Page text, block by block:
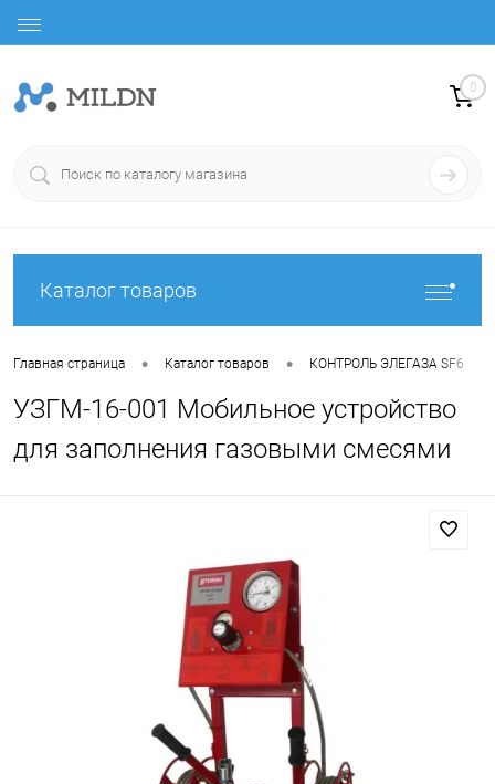
0
Каталог товаров
Главная страница • Каталог товаров • КОНТРОЛЬ ЭЛЕГАЗА SF6
УЗГМ-16-001 Мобильное устройство
для заполнения газовыми смесями